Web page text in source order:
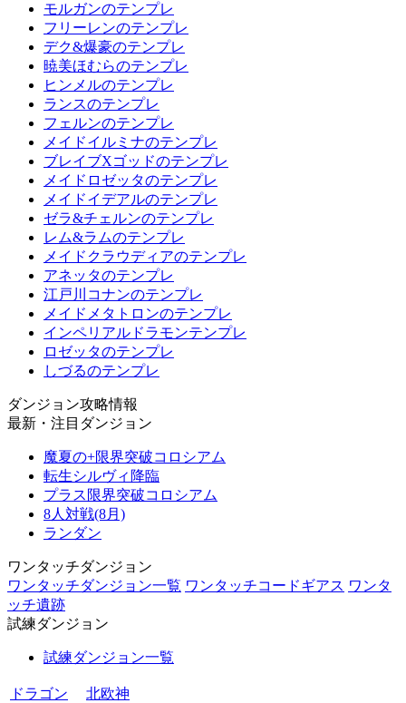
モルガンのテンプレ
フリーレンのテンプレ
デク&爆豪のテンプレ
暁美ほむらのテンプレ
ヒンメルのテンプレ
ランスのテンプレ
フェルンのテンプレ
メイドイルミナのテンプレ
ブレイブXゴッドのテンプレ
メイドロゼッタのテンプレ
メイドイデアルのテンプレ
ゼラ&チェルンのテンプレ
レム&ラムのテンプレ
メイドクラウディアのテンプレ
アネッタのテンプレ
江戸川コナンのテンプレ
メイドメタトロンのテンプレ
インペリアルドラモンテンプレ
ロゼッタのテンプレ
しづるのテンプレ
ダンジョン攻略情報
最新・注目ダンジョン
魔夏の+限界突破コロシアム
転生シルヴィ降臨
プラス限界突破コロシアム
8人対戦(8月)
ランダン
ワンタッチダンジョン
ワンタッチダンジョン一覧 ワンタッチコードギアス ワンタ
ッチ遺跡
試練ダンジョン
試練ダンジョン一覧
ドラゴン
北欧神